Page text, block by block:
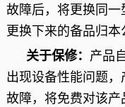
故障后，将更换同一
更换下来的备品归本
关于保修： 产品
出现设备性能问题
故障，将免费对该产